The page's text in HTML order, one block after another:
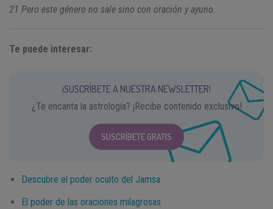
21 Pero este género no sale sino con oración y ayuno.
Te puede interesar:
¡SUSCRÍBETE A NUESTRA NEWSLETTER!
¿Te encanta la astrología? ¡Recibe contenido exclusivo!
SUSCRÍBETE GRATIS
Descubre el poder oculto del Jamsa
El poder de las oraciones milagrosas